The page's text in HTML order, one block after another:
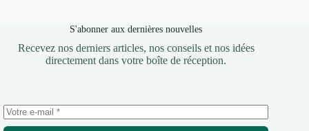
S'abonner aux dernières nouvelles
Recevez nos derniers articles, nos conseils et nos idées
directement dans votre boîte de réception.